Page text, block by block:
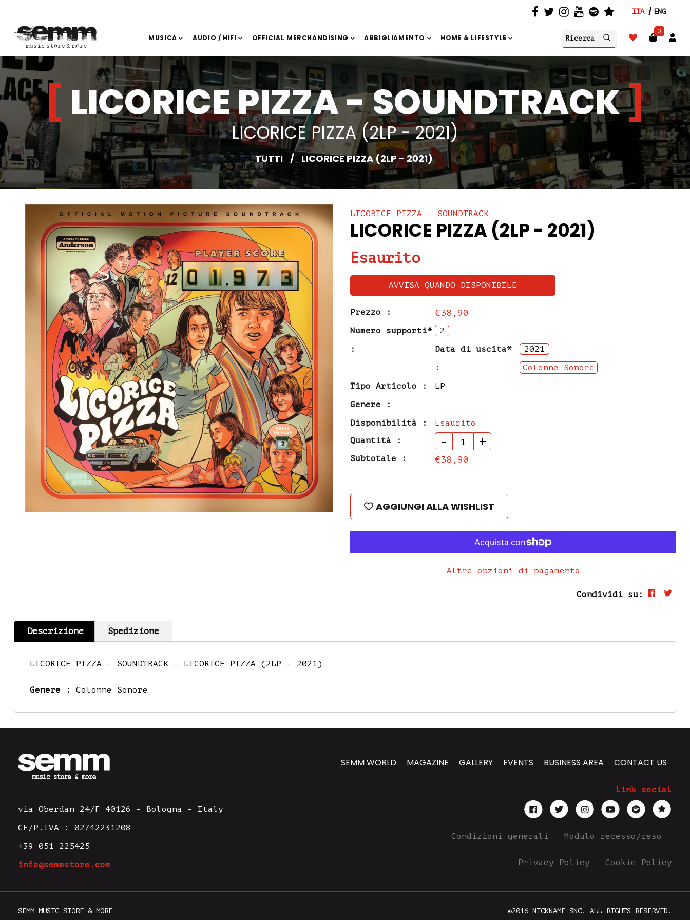
ITA ENG
MUSICA AUDIO / HIFI OFFICIAL MERCHANDISING ABBIGLIAMENTO HOME & LIFESTYLE
0
LICORICE PIZZA - SOUNDTRACK
LICORICE PIZZA (2LP - 2021)
TUTTI / LICORICE PIZZA (2LP - 2021)
LICORICE PIZZA - SOUNDTRACK
LICORICE PIZZA (2LP - 2021)
Esaurito
AVVISA QUANDO DISPONIBILE
Prezzo : €38,90
Numero supporti*
:
2
Data di uscita*
:
2021
Tipo Articolo :
LP
Genere :
Colonne Sonore
Disponibilità :
Esaurito
Quantità :
- +
Subtotale : €38,90
AGGIUNGI ALLA WISHLIST
Altre opzioni di pagamento
Condividi su:
Descrizione Spedizione
LICORICE PIZZA - SOUNDTRACK - LICORICE PIZZA (2LP - 2021)
Genere : Colonne Sonore
via Oberdan 24/F 40126 - Bologna - Italy
CF/P.IVA : 02742231208
+39 051 225425
info@semmstore.com
SEMM WORLD MAGAZINE GALLERY EVENTS BUSINESS AREA CONTACT US
link social
Condizioni generali Modulo recesso/reso
Privacy Policy Cookie Policy
SEMM MUSIC STORE & MORE ©2016 NICKNAME SNC. ALL RIGHTS RESERVED.